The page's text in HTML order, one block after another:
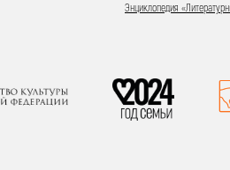
Энциклопедия